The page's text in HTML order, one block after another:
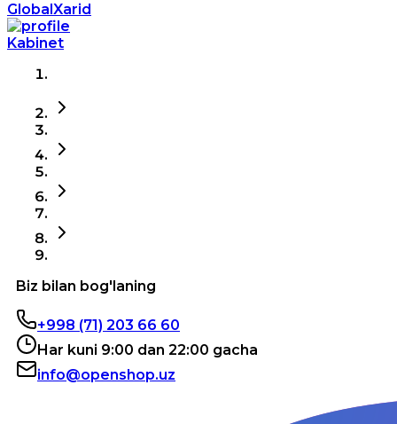
GlobalXarid
Kabinet
Biz bilan bog'laning
+998 (71) 203 66 60
Har kuni 9:00 dan 22:00 gacha
info@openshop.uz